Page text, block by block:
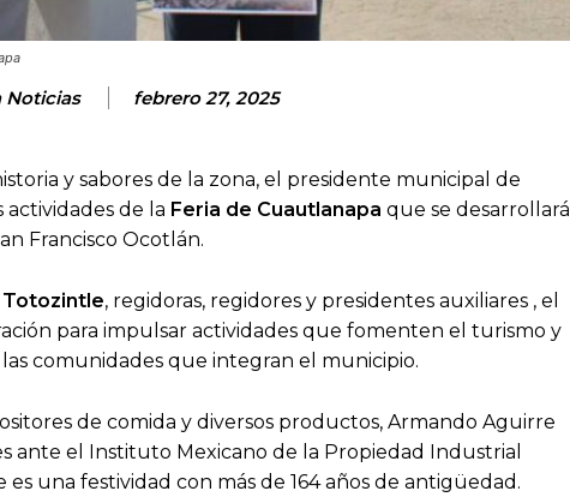
Noticias febrero 27, 2025
y sabores de la zona, el presidente municipal de
de la Feria de Cuautlanapa que se desarrollará
Francisco Ocotlán.
Totozintle, regidoras, regidores y presidentes auxiliares , el
para impulsar actividades que fomenten el turismo y
comunidades que integran el municipio.
de comida y diversos productos, Armando Aguirre
ante el Instituto Mexicano de la Propiedad Industrial
una festividad con más de 164 años de antigüedad.